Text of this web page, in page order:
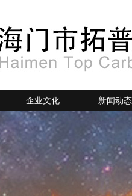
企业文化 新闻动态